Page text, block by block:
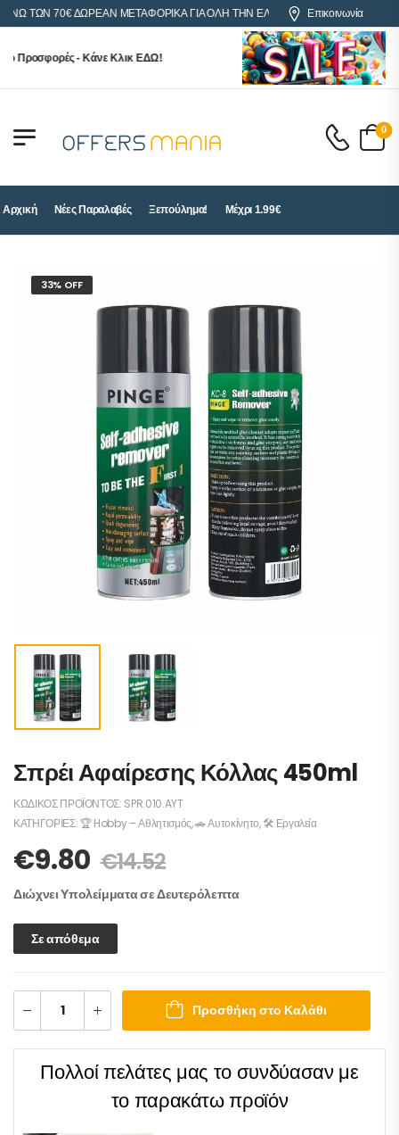
ΤΩΝ 70€ ΔΩΡΕΑΝ ΜΕΤΑΦΟΡΙΚΑ ΓΙΑ ΟΛΗ ΤΗΝ ΕΛΛΑΔΑ Επικοινωνία
Προσφορές - Κάνε Κλικ ΕΔΩ!
0
Αρχική Νέες Παραλαβές Ξεπούλημα! Μέχρι 1.99€
33% OFF
Σπρέι Αφαίρεσης Κόλλας 450ml
ΚΩΔΙΚΌΣ ΠΡΟΪΌΝΤΟΣ: SPR.010.AYT
ΚΑΤΗΓΟΡΊΕΣ:🏆 Hobby – Αθλητισμός,🚗 Αυτοκίνητο,🛠️ Εργαλεία
€9.80 €14.52
Διώχνει Υπολείμματα σε Δευτερόλεπτα
Σε απόθεμα
Προσθήκη στο Καλάθι
Πολλοί πελάτες μας το συνδύασαν με
το παρακάτω προϊόν